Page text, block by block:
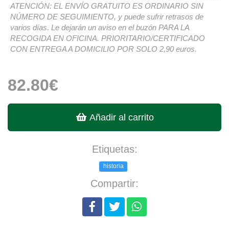
ATENCIÓN: EL ENVÍO GRATUITO ES ORDINARIO SIN
NÚMERO DE SEGUIMIENTO, y puede sufrir retrasos de
varios días. Le dejarán un aviso en el buzón PARA LA
RECOGIDA EN OFICINA. PRIORITARIO/CERTIFICADO
CON ENTREGA A DOMICILIO POR SOLO 2,90 euros.
82.80€
Añadir al carrito
Etiquetas:
historia
Compartir: